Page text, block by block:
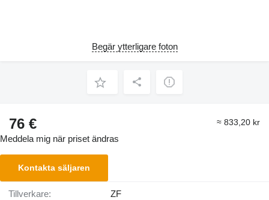
Begär ytterligare foton
76 € ≈ 833,20 kr
Meddela mig när priset ändras
Kontakta säljaren
Tillverkare: ZF